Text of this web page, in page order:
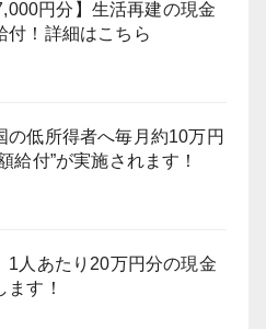
円分】生活再建の現金
付！詳細はこちら
の低所得者へ毎月約10万円
給付”が実施されます！
1人あたり20万円分の現金
ます！